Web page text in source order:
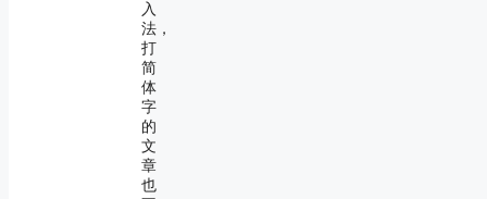
入
法，
打
简
体
字
的
文
章
也